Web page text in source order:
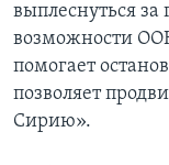
выплеснуться
возможности
помогает
позволяет
Сирию».